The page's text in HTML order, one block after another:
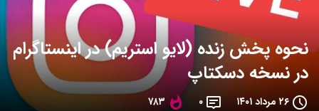
نحوه پخش زنده (لایو استریم) در اینستاگرام
در نسخه دسکتاپ
۲۶ مرداد ۱۴۰۱ ۰ ۷۸۳